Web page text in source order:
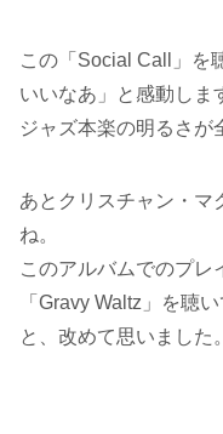
この「Social Call」を
いいなあ」と感動しま
ジャズ本楽の明るさが
あとクリスチャン・マ
ね。
このアルバムでのプレ
「Gravy Waltz」を聴
と、改めて思いました。